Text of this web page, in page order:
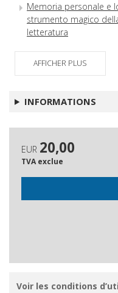
Memoria personale e
strumento magico
letteratura
AFFICHER PLUS
INFORMATIONS
EUR 20,00
TVA exclue
Voir les conditions